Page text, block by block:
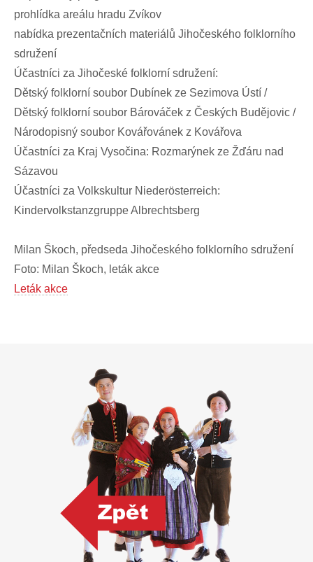
prohlídka areálu hradu Zvíkov
nabídka prezentačních materiálů Jihočeského folklorního
sdružení
Účastníci za Jihočeské folklorní sdružení:
Dětský folklorní soubor Dubínek ze Sezimova Ústí /
Dětský folklorní soubor Bárováček z Českých Budějovic /
Národopisný soubor Kovářovánek z Kovářova
Účastníci za Kraj Vysočina: Rozmarýnek ze Žďáru nad
Sázavou
Účastníci za Volkskultur Niederösterreich:
Kindervolkstanzgruppe Albrechtsberg
Milan Škoch, předseda Jihočeského folklorního sdružení
Foto: Milan Škoch, leták akce
Leták akce